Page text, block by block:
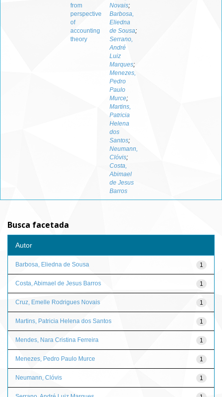
from
perspective
of
accounting
theory
Novais;
Barbosa,
Eliedna
de Sousa;
Serrano,
André
Luiz
Marques;
Menezes,
Pedro
Paulo
Murce;
Martins,
Patricia
Helena
dos
Santos;
Neumann,
Clóvis;
Costa,
Abimael
de Jesus
Barros
Busca facetada
Autor
1
Barbosa, Eliedna de Sousa
1
Costa, Abimael de Jesus Barros
1
Cruz, Emelle Rodrigues Novais
1
Martins, Patricia Helena dos Santos
1
Mendes, Nara Cristina Ferreira
1
Menezes, Pedro Paulo Murce
1
Neumann, Clóvis